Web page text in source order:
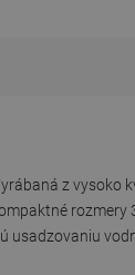
z vysoko